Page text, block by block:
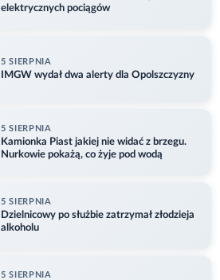
elektrycznych pociągów
5 SIERPNIA
IMGW wydał dwa alerty dla Opolszczyzny
5 SIERPNIA
Kamionka Piast jakiej nie widać z brzegu.
Nurkowie pokażą, co żyje pod wodą
5 SIERPNIA
Dzielnicowy po służbie zatrzymał złodzieja
alkoholu
5 SIERPNIA